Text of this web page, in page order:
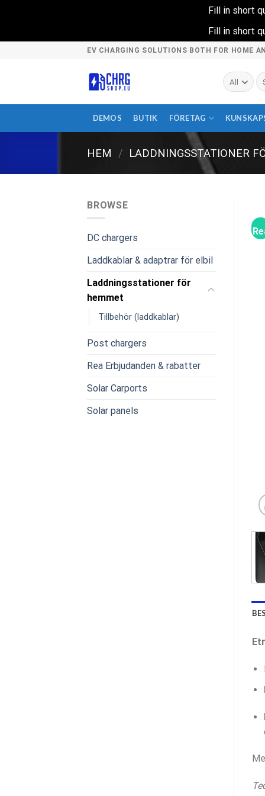
Fill in short
Fill in short
EV CHARGING SOLUTIONS BOTH FOR HOME
Sök
DEMOS BUTIK FÖRETAG
HEM / LADDNINGSSTATIONER
BROWSE
DC chargers
Laddkablar & adaptrar för elbil
Laddningsstationer för
hemmet
Tillbehör (laddkablar)
Post chargers
Rea Erbjudanden & rabatter
Solar Carports
Solar panels